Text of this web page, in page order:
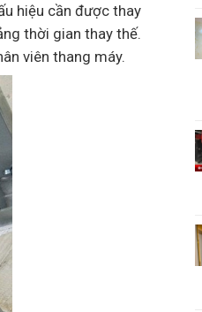
hiệu cần được thay
thời gian thay thế.
viên thang máy.